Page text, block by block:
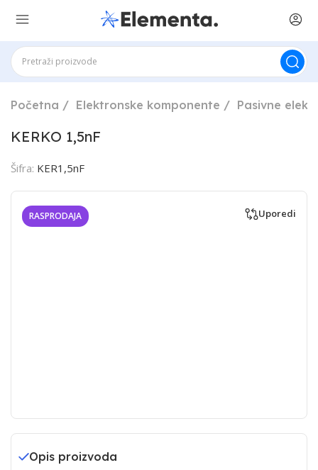
Početna Elektronske komponente Pasivne
KERKO 1,5nF
Šifra: KER1,5nF
RASPRODAJA Uporedi
Opis proizvoda